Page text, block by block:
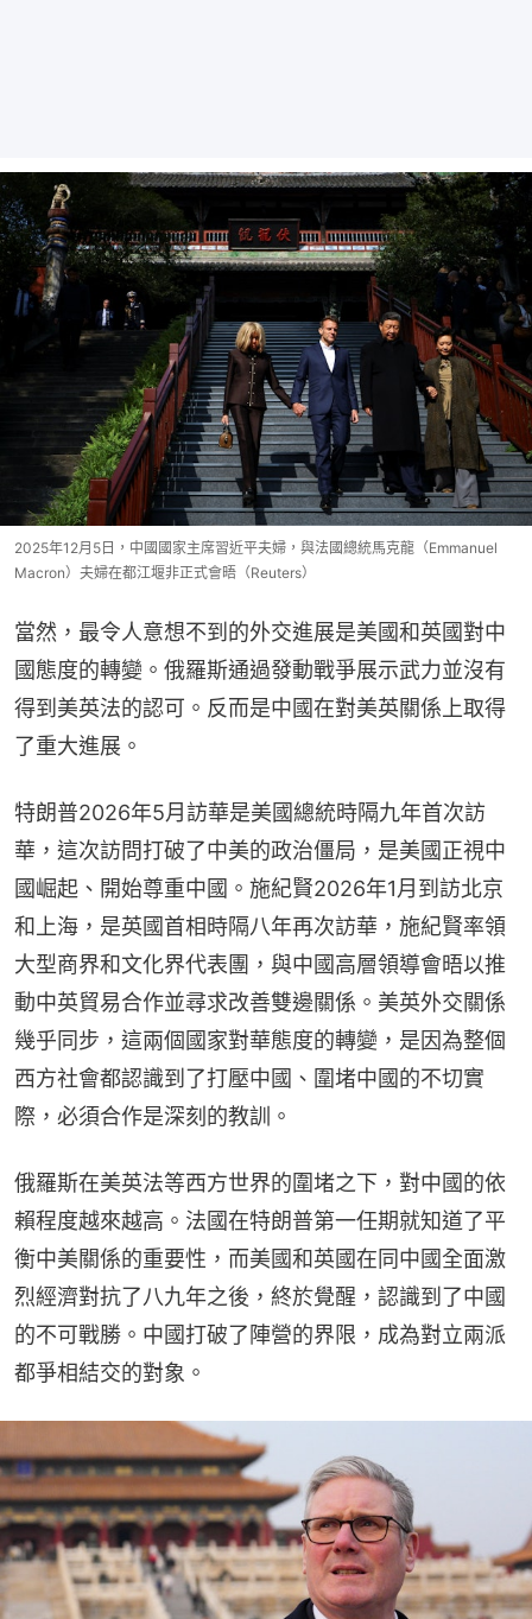
2025年12月5日，中國國家主席習近平夫婦，與法國總統馬克龍（Emmanuel
Macron）夫婦在都江堰非正式會晤（Reuters）
當然，最令人意想不到的外交進展是美國和英國對中
國態度的轉變。俄羅斯通過發動戰爭展示武力並沒有
得到美英法的認可。反而是中國在對美英關係上取得
了重大進展。
特朗普2026年5月訪華是美國總統時隔九年首次訪
華，這次訪問打破了中美的政治僵局，是美國正視中
國崛起、開始尊重中國。施紀賢2026年1月到訪北京
和上海，是英國首相時隔八年再次訪華，施紀賢率領
大型商界和文化界代表團，與中國高層領導會晤以推
動中英貿易合作並尋求改善雙邊關係。美英外交關係
幾乎同步，這兩個國家對華態度的轉變，是因為整個
西方社會都認識到了打壓中國、圍堵中國的不切實
際，必須合作是深刻的教訓。
俄羅斯在美英法等西方世界的圍堵之下，對中國的依
賴程度越來越高。法國在特朗普第一任期就知道了平
衡中美關係的重要性，而美國和英國在同中國全面激
烈經濟對抗了八九年之後，終於覺醒，認識到了中國
的不可戰勝。中國打破了陣營的界限，成為對立兩派
都爭相結交的對象。